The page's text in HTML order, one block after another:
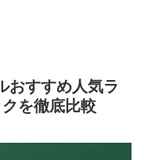
おすすめ人気ラ
を徹底比較